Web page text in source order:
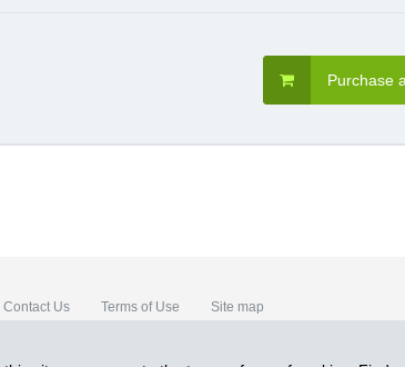
Purchase
Contact Us Terms of Use Site map